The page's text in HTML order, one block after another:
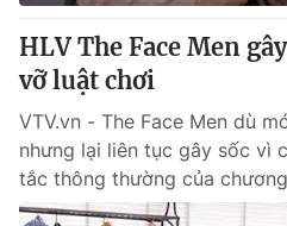
HLV The Face Men
vỡ luật chơi
VTV.vn - The Face Men dù
nhưng lại liên tục gây sốc vì
tắc thông thường của